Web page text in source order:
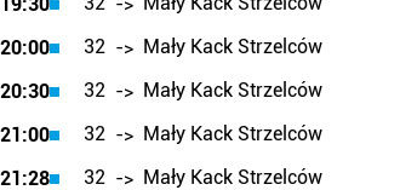
20:00
32 -> Mały Kack Strzelców
20:30
32 -> Mały Kack Strzelców
21:00
32 -> Mały Kack Strzelców
21:28
32 -> Mały Kack Strzelców